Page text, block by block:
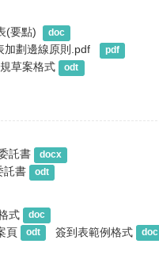
(要點) doc
加劃邊線原則.pdf pdf
草案格式 odt
託書 docx
託書 odt
式 doc
頁 odt 簽到表範例格式 doc